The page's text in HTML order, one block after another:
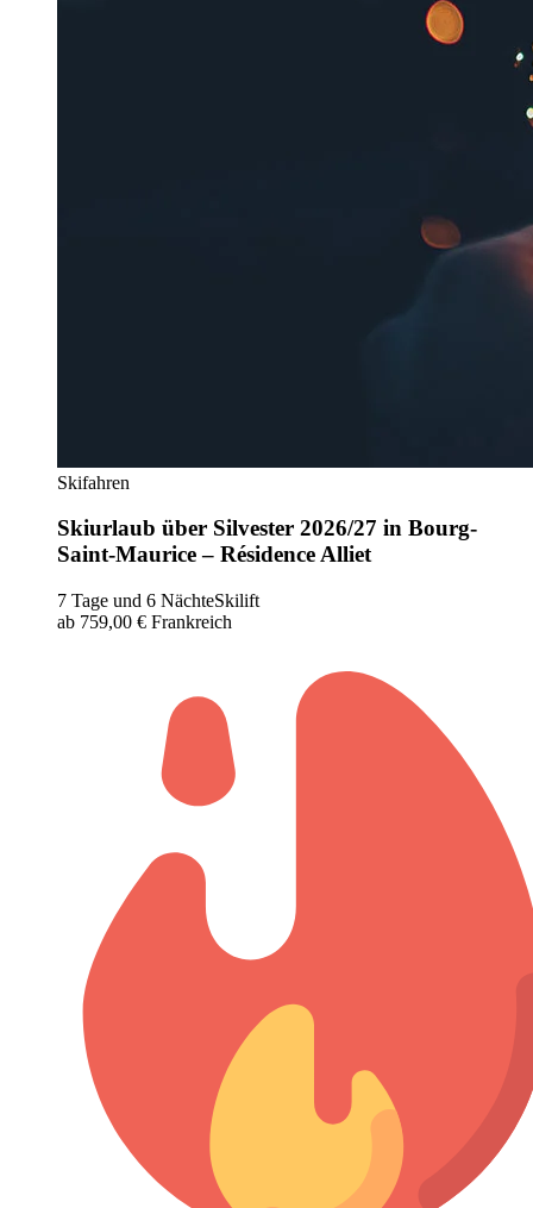
Skifahren
Skiurlaub über Silvester 2026/27 in Bourg-
Saint-Maurice – Résidence Alliet
7 Tage und 6 NächteSkilift
ab 759,00 € Frankreich